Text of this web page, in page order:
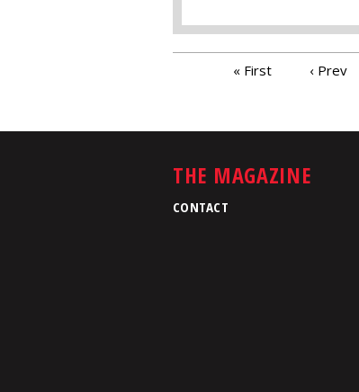
« First ‹ Prev
THE MAGAZINE
CONTACT